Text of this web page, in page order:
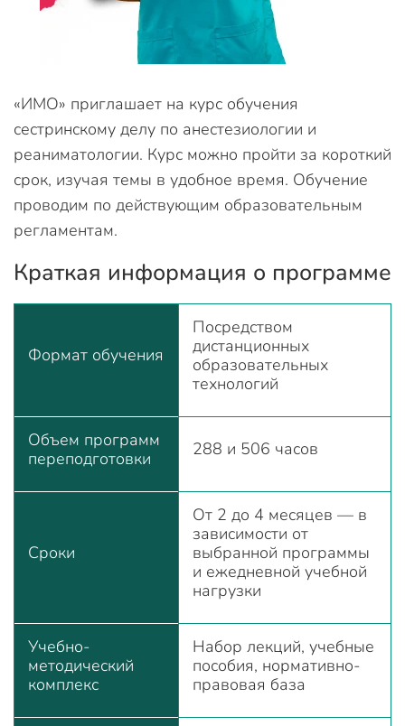
«ИМО» приглашает на курс обучения
сестринскому делу по анестезиологии и
реаниматологии. Курс можно пройти за короткий
срок, изучая темы в удобное время. Обучение
проводим по действующим образовательным
регламентам.
Краткая информация о программе
Формат обучения
Посредством
дистанционных
образовательных
технологий
Объем программ
переподготовки
288 и 506 часов
Сроки
От 2 до 4 месяцев — в
зависимости от
выбранной программы
и ежедневной учебной
нагрузки
Учебно-
методический
комплекс
Набор лекций, учебные
пособия, нормативно-
правовая база